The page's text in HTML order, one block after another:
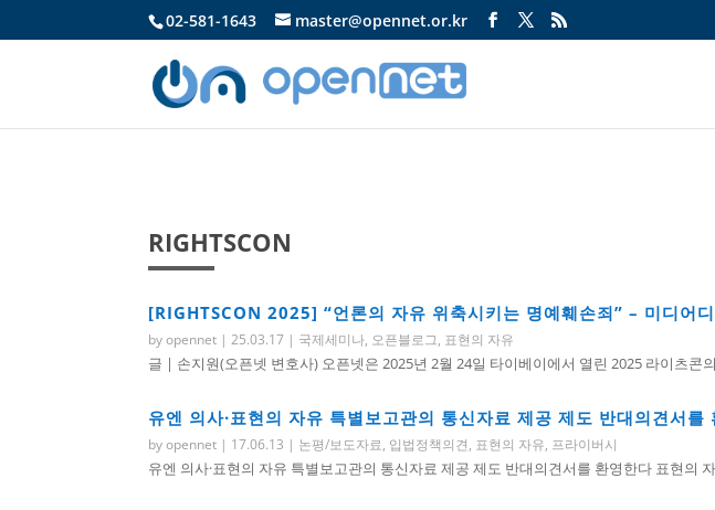
02-581-1643 master@opennet.or.kr
RIGHTSCON
[RIGHTSCON 2025] “언론의 자유 위축시키는 명예훼손죄” – 미디어
byopennet |25.03.17 | 국제세미나, 오픈블로그, 표현의 자유
글 | 손지원(오픈넷 변호사) 오픈넷은 2025년 2월 24일 타이베이에서 열린 2025 라이츠콘
유엔 의사·표현의 자유 특별보고관의 통신자료 제공 제도 반대의견서를
byopennet | 17.06.13 | 논평/보도자료, 입법정책의견, 표현의 자유, 프라이버시
유엔 의사·표현의 자유 특별보고관의 통신자료 제공 제도 반대의견서를 환영한다 표현의